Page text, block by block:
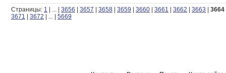
Страницы: 1 | | 3656 | 3657 | 3658 | 3659 | 3660 | 3661 | 3662 | 3663 | 3664
3671 | 3672 | | 5669